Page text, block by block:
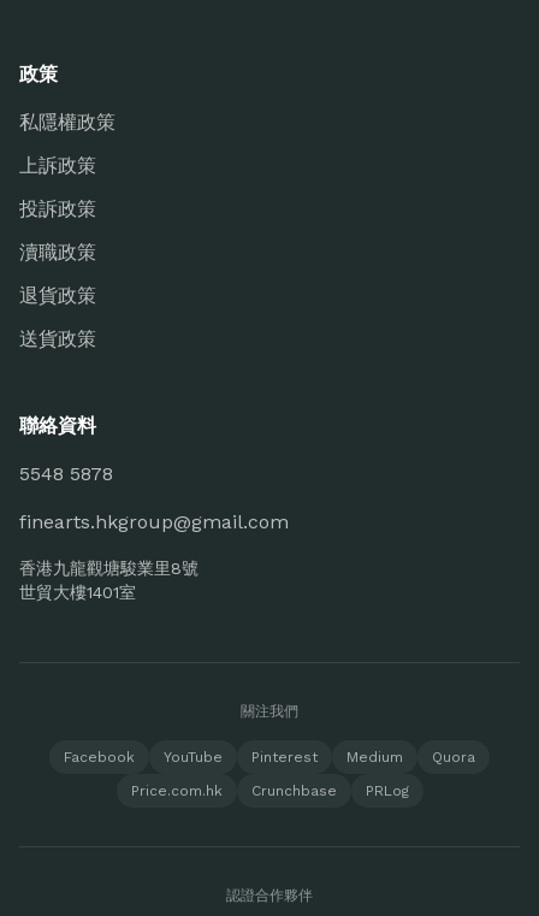
政策
私隱權政策
上訴政策
投訴政策
瀆職政策
退貨政策
送貨政策
聯絡資料
5548 5878
finearts.hkgroup@gmail.com
香港九龍觀塘駿業里8號
世貿大樓1401室
關注我們
Facebook YouTube Pinterest Medium
Quora
Price.com.hk
Crunchbase PRLog
認證合作夥伴